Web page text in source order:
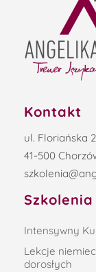
Kontakt
ul. Floriańska
41-500
Szkolenia
Intensywny
Lekcje
dorosłych